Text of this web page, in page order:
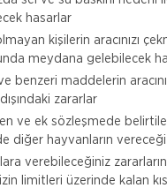
hasarlar
kişilerin aracınızı
meydana gelebilecek
benzeri maddelerin
zararlar
ve ek sözleşmede
diğer hayvanların
verebileceğiniz
limitleri üzerinde kalan